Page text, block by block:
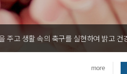
주고 생활 속의 축구를 실현하여 밝고
more